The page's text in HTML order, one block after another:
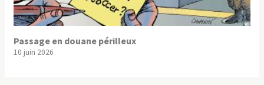
Passage en douane périlleux
10 juin 2026